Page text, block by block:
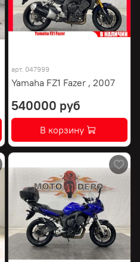
арт. 047999
Yamaha FZ1 Fazer , 2007
540000 руб
В корзину